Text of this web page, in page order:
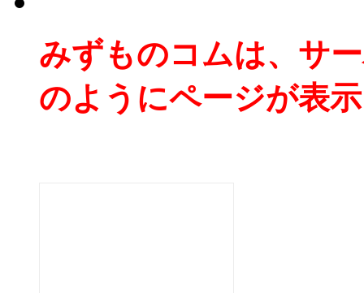
みずものコムは、サ
のようにページが表